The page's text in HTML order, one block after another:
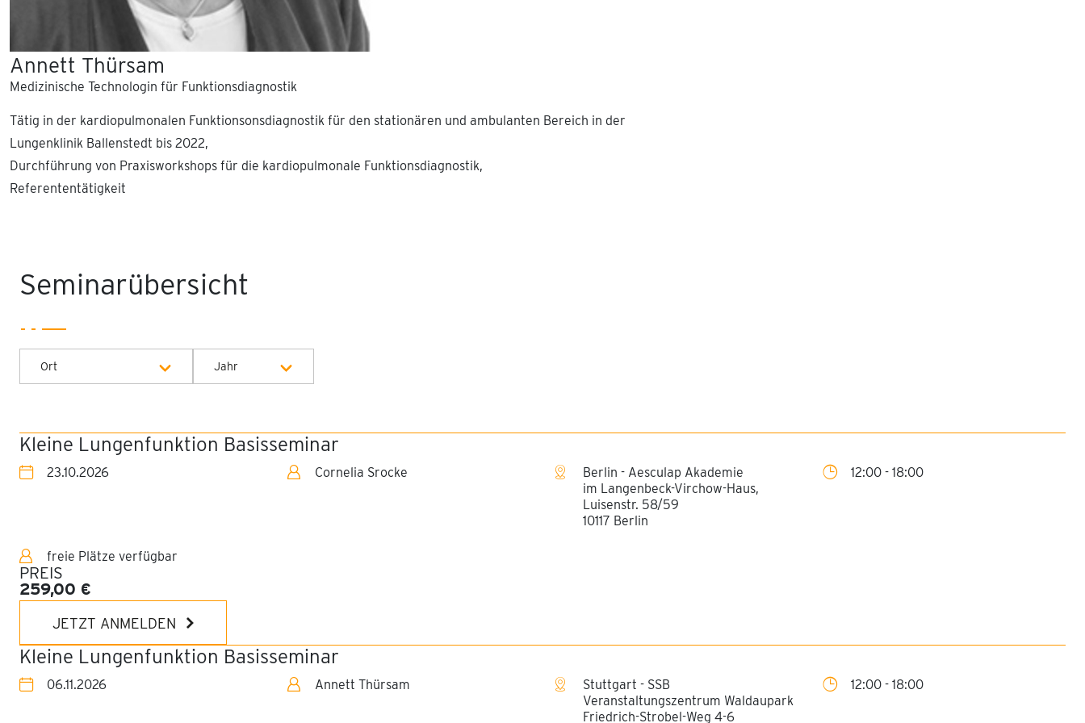
Annett Thürsam
Medizinische Technologin für Funktionsdiagnostik
Tätig in der kardiopulmonalen Funktionsonsdiagnostik für den stationären und ambulanten Bereich in der
Lungenklinik Ballenstedt bis 2022,
Durchführung von Praxisworkshops für die kardiopulmonale Funktionsdiagnostik,
Referententätigkeit
Seminarübersicht
Ort
Stuttgart - SSB
Veranstaltungszentrum
Bochum - EBZ Akademie
Kassel -
Anthroposophisches
Zentrum Kassel e.V.
Jahr
2026
Kleine Lungenfunktion Basisseminar
23.10.2026 Cornelia Srocke
Berlin - Aesculap Akademie
im Langenbeck-Virchow-Haus,
Luisenstr. 58/59
10117 Berlin
12:00 - 18:00
freie Plätze verfügbar
PREIS
259,00 €
JETZT ANMELDEN
Kleine Lungenfunktion Basisseminar
06.11.2026 Annett Thürsam
Stuttgart - SSB
Veranstaltungszentrum Waldaupark
Friedrich-Strobel-Weg 4-6
12:00 - 18:00